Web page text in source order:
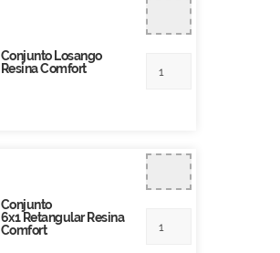
Conjunto Losango
Resina Comfort
Conjunto
6x1 Retangular Resina
Comfort